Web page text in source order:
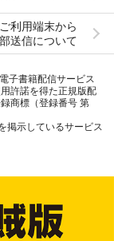
利用端末から
送信について
子書籍配信サービス
許諾を得た正規版配
商標（登録番号 第
掲示しているサービス